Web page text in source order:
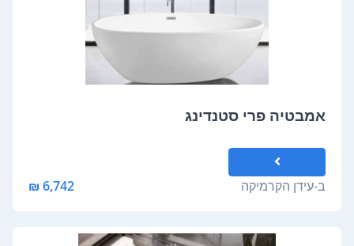
אמבטיה פרי סטנדינג
ב-עידן הקרמיקה 6,742 ₪